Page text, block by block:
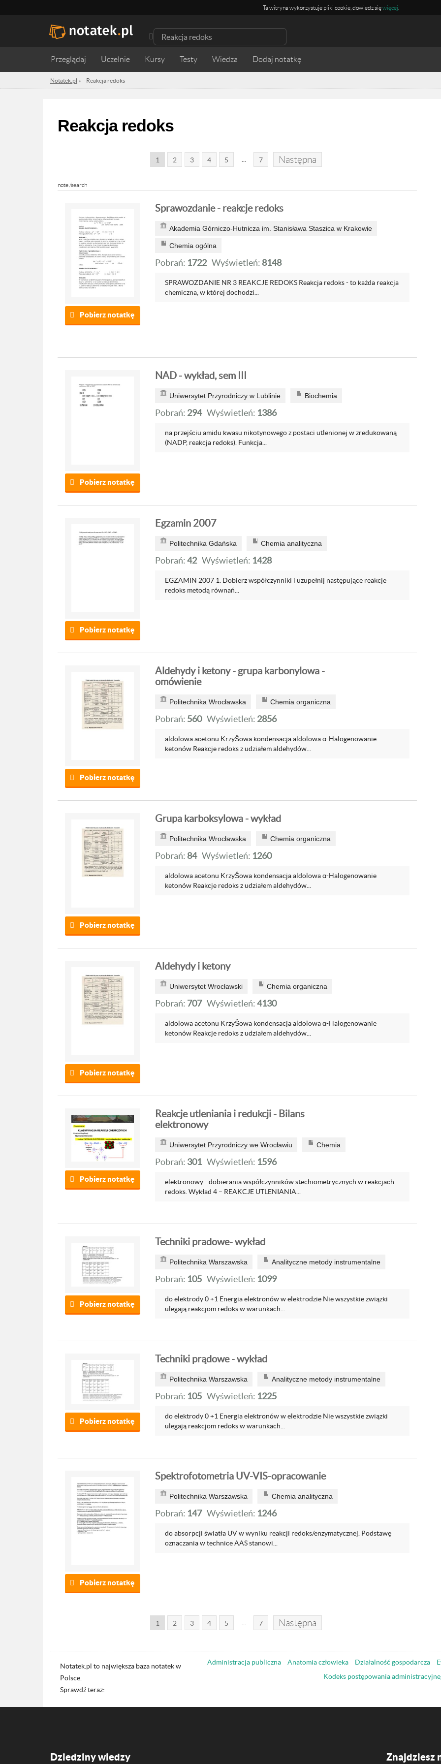
Ta witryna wykorzystuje pliki cookie, dowiedz sięwięcej
Przeglądaj Uczelnie Kursy Testy Wiedza
Notatek.pl » Reakcja redoks
Reakcja redoks
1 2 3 4 5 7 Następna
note /search
Pobierz notatkę
Sprawozdanie - reakcje redoks
Akademia Górniczo-Hutnicza im. Stanisława Staszica w Krakowie
Chemia ogólna
Pobrań: 1722 Wyświetleń: 8148
SPRAWOZDANIE NR 3 REAKCJE REDOKS Reakcja redoks - to każda reakcja
chemiczna, w której dochodzi...
Pobierz notatkę
NAD - wykład, sem III
Uniwersytet Przyrodniczy w Lublinie Biochemia
Pobrań: 294 Wyświetleń: 1386
na przejściu amidu kwasu nikotynowego z postaci utlenionej w zredukowaną
(NADP, reakcja redoks). Funkcja...
Pobierz notatkę
Egzamin 2007
Politechnika Gdańska Chemia analityczna
Pobrań:42 Wyświetleń: 1428
EGZAMIN 2007 1. Dobierz współczynniki i uzupełnij następujące reakcje
redoks metodą równań...
Pobierz notatkę
Aldehydy i ketony - grupa karbonylowa -
omówienie
Politechnika Wrocławska Chemia organiczna
Pobrań: 560 Wyświetleń: 2856
aldolowa acetonu KrzyŜowa kondensacja aldolowa α-Halogenowanie
ketonów Reakcje redoks z udziałem aldehydów...
Pobierz notatkę
Grupa karboksylowa - wykład
Politechnika Wrocławska Chemia organiczna
Pobrań: 84 Wyświetleń: 1260
aldolowa acetonu KrzyŜowa kondensacja aldolowa α-Halogenowanie
ketonów Reakcje redoks z udziałem aldehydów...
Pobierz notatkę
Aldehydy i ketony
Uniwersytet Wrocławski Chemia organiczna
Pobrań: 707 Wyświetleń:4130
aldolowa acetonu KrzyŜowa kondensacja aldolowa α-Halogenowanie
ketonów Reakcje redoks z udziałem aldehydów...
Pobierz notatkę
Reakcje utleniania i redukcji - Bilans
elektronowy
Uniwersytet Przyrodniczy we Wrocławiu Chemia
Pobrań: 301 Wyświetleń: 1596
elektronowy - dobierania współczynników stechiometrycznych w reakcjach
redoks. Wykład 4 – REAKCJE UTLENIANIA...
Pobierz notatkę
Techniki pradowe- wykład
Politechnika Warszawska Analityczne metody instrumentalne
Pobrań: 105 Wyświetleń: 1099
do elektrody 0 +1 Energia elektronów w elektrodzie Nie wszystkie związki
ulegają reakcjom redoks w warunkach...
Pobierz notatkę
Techniki prądowe - wykład
Politechnika Warszawska Analityczne metody instrumentalne
Pobrań: 105 Wyświetleń: 1225
do elektrody 0 +1 Energia elektronów w elektrodzie Nie wszystkie związki
ulegają reakcjom redoks w warunkach...
Pobierz notatkę
Spektrofotometria UV-VIS-opracowanie
Politechnika Warszawska Chemia analityczna
Pobrań: 147 Wyświetleń: 1246
do absorpcji światła UV w wyniku reakcji redoks/enzymatycznej. Podstawę
oznaczania w technice AAS stanowi...
1 2 3 4 5 7 Następna
Notatek.pl to największa baza notatek w
Polsce.
Sprawdź teraz:
Administracja publiczna Anatomia człowieka Działalność gospodarcza
Kodeks postępowania
Dziedziny wiedzy Znajdziesz